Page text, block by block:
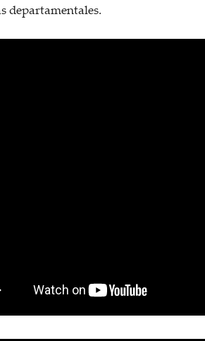
departamentales.